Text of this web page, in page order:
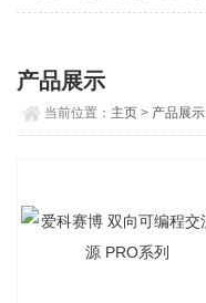
产品展示
当前位置： 主页 > 产品展示